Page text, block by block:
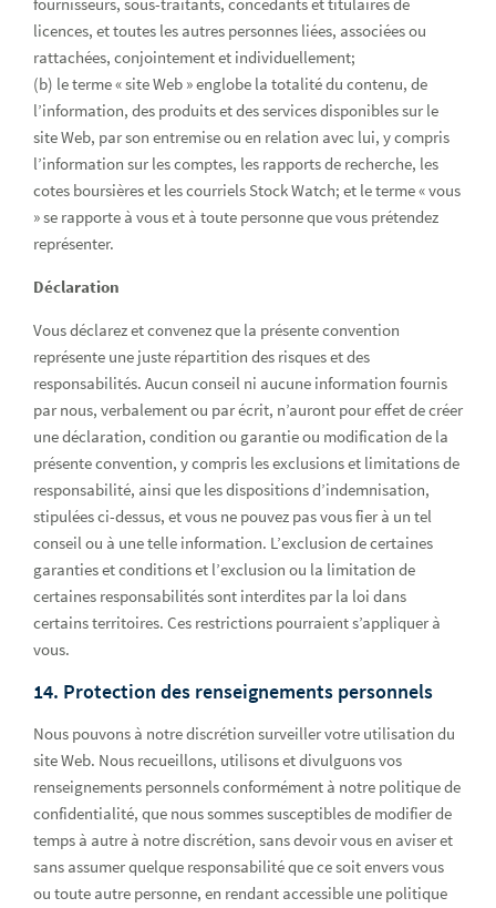
licences, et toutes les autres personnes liées, associées ou
rattachées, conjointement et individuellement;
(b) le terme « site Web » englobe la totalité du contenu, de
l’information, des produits et des services disponibles sur le
site Web, par son entremise ou en relation avec lui, y compris
l’information sur les comptes, les rapports de recherche, les
cotes boursières et les courriels Stock Watch; et le terme « vous
» se rapporte à vous et à toute personne que vous prétendez
représenter.
Déclaration
Vous déclarez et convenez que la présente convention
représente une juste répartition des risques et des
responsabilités. Aucun conseil ni aucune information fournis
par nous, verbalement ou par écrit, n’auront pour effet de créer
une déclaration, condition ou garantie ou modification de la
présente convention, y compris les exclusions et limitations de
responsabilité, ainsi que les dispositions d’indemnisation,
stipulées ci-dessus, et vous ne pouvez pas vous fier à un tel
conseil ou à une telle information. L’exclusion de certaines
garanties et conditions et l’exclusion ou la limitation de
certaines responsabilités sont interdites par la loi dans
certains territoires. Ces restrictions pourraient s’appliquer à
vous.
14. Protection des renseignements personnels
Nous pouvons à notre discrétion surveiller votre utilisation du
site Web. Nous recueillons, utilisons et divulguons vos
renseignements personnels conformément à notre politique de
confidentialité, que nous sommes susceptibles de modifier de
temps à autre à notre discrétion, sans devoir vous en aviser et
sans assumer quelque responsabilité que ce soit envers vous
ou toute autre personne, en rendant accessible une politique